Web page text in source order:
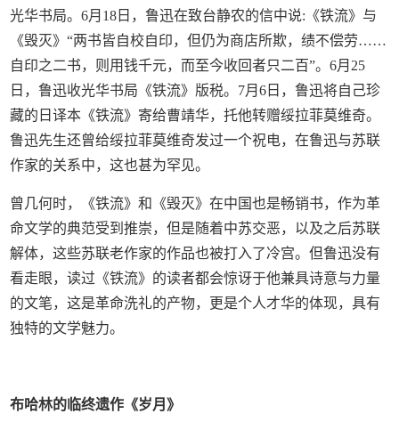
光华书局。6月18日，鲁迅在致台静农的信中说:《铁流》与
《毁灭》“两书皆自校自印，但仍为商店所欺，绩不偿劳……
自印之二书，则用钱千元，而至今收回者只二百”。6月25
日，鲁迅收光华书局《铁流》版税。7月6日，鲁迅将自己珍
藏的日译本《铁流》寄给曹靖华，托他转赠绥拉菲莫维奇。
鲁迅先生还曾给绥拉菲莫维奇发过一个祝电，在鲁迅与苏联
作家的关系中，这也甚为罕见。
曾几何时，《铁流》和《毁灭》在中国也是畅销书，作为革
命文学的典范受到推崇，但是随着中苏交恶，以及之后苏联
解体，这些苏联老作家的作品也被打入了冷宫。但鲁迅没有
看走眼，读过《铁流》的读者都会惊讶于他兼具诗意与力量
的文笔，这是革命洗礼的产物，更是个人才华的体现，具有
独特的文学魅力。
布哈林的临终遗作《岁月》